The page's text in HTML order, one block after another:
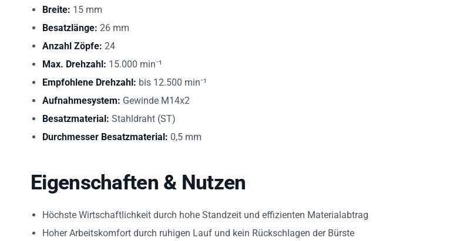
Breite: 15 mm
Besatzlänge: 26 mm
Anzahl Zöpfe: 24
Max. Drehzahl: 15.000 min⁻¹
Empfohlene Drehzahl: bis 12.500 min⁻¹
Aufnahmesystem: Gewinde M14x2
Besatzmaterial: Stahldraht (ST)
Durchmesser Besatzmaterial: 0,5 mm
Eigenschaften & Nutzen
Höchste Wirtschaftlichkeit durch hohe Standzeit und effizienten Materialabtrag
Hoher Arbeitskomfort durch ruhigen Lauf und kein Rückschlagen der Bürste